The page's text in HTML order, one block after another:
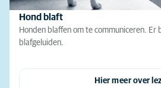
Hond blaft
Honden blaffen om te communiceren. Er
blafgeluiden.
Hier meer over